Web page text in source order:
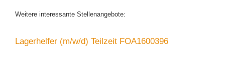
Weitere interessante Stellenangebote:
Lagerhelfer (m/w/d) Teilzeit FOA1600396